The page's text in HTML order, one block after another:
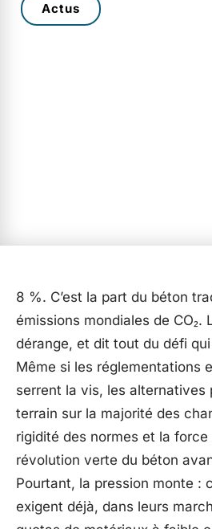
Actus
8 %. C’est la part du béton
émissions mondiales de CO₂.
dérange, et dit tout du défi
Même si les réglementations
serrent la vis, les alternatives
terrain sur la majorité des
rigidité des normes et la force
révolution verte du béton
Pourtant, la pression monte :
exigent déjà, dans leurs